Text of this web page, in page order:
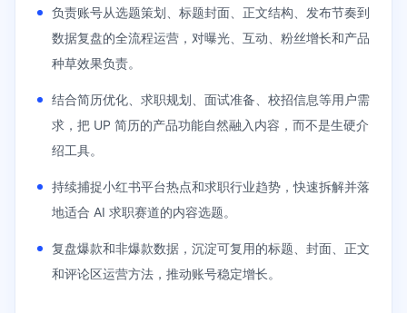
负责账号从选题策划、标题封面、正文结构、发布节奏到
数据复盘的全流程运营，对曝光、互动、粉丝增长和产品
种草效果负责。
结合简历优化、求职规划、面试准备、校招信息等用户需
求，把 UP 简历的产品功能自然融入内容，而不是生硬介
绍工具。
持续捕捉小红书平台热点和求职行业趋势，快速拆解并落
地适合 AI 求职赛道的内容选题。
复盘爆款和非爆款数据，沉淀可复用的标题、封面、正文
和评论区运营方法，推动账号稳定增长。